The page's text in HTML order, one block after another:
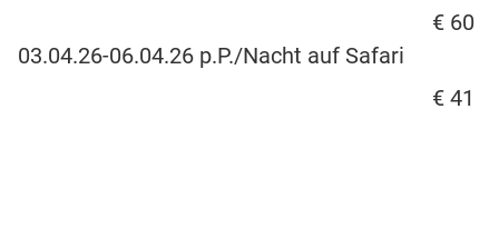
€ 60
03.04.26-06.04.26 p.P./Nacht auf Safari
€ 41